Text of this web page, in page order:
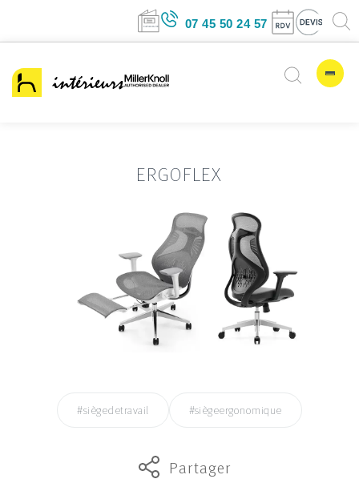
07 45 50 24 57
ERGOFLEX
#siègedetravail #siègeergonomique
Partager